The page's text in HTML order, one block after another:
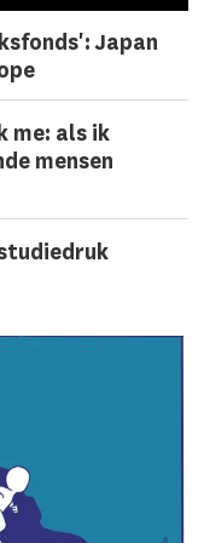
Japan
me: als ik
mensen